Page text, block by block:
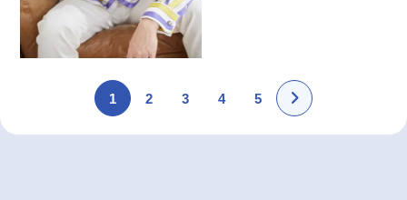
1 2 3 4 5